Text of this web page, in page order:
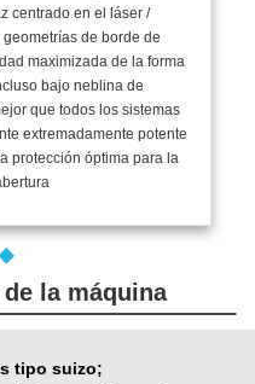
centrado en el láser /
de borde de
maximizada de la forma
bajo neblina de
que todos los sistemas
extremadamente potente
protección óptima para la
la máquina
tipo suizo;